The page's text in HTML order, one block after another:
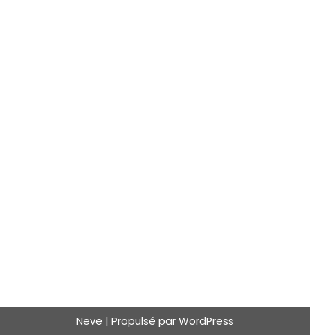
Neve | Propulsé parWordPress